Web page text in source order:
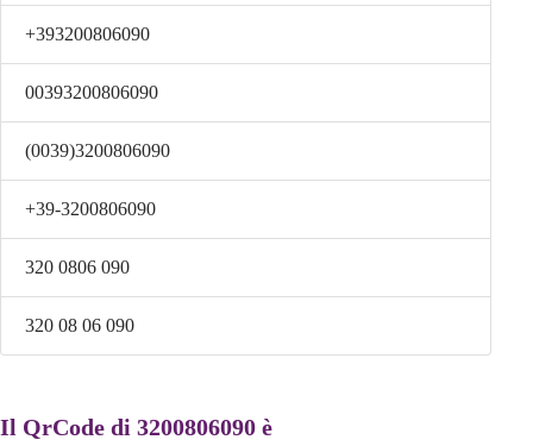
+393200806090
00393200806090
(0039)3200806090
+39-3200806090
320 0806 090
320 08 06 090
Il QrCode di 3200806090 è